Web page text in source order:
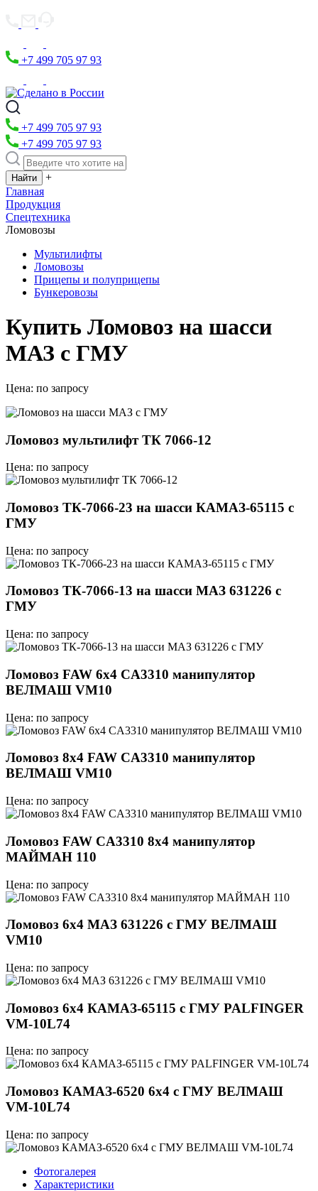
+7 499 705 97 93
+7 499 705 97 93
+7 499 705 97 93
+
Главная
Продукция
Спецтехника
Ломовозы
Мультилифты
Ломовозы
Прицепы и полуприцепы
Бункеровозы
Купить Ломовоз на шасси
МАЗ с ГМУ
Цена: по запросу
Ломовоз мультилифт ТК 7066-12
Цена: по запросу
Ломовоз ТК-7066-23 на шасси КАМАЗ-65115 с
ГМУ
Цена: по запросу
Ломовоз ТК-7066-13 на шасси МАЗ 631226 с
ГМУ
Цена: по запросу
Ломовоз FAW 6х4 CA3310 манипулятор
ВЕЛМАШ VM10
Цена: по запросу
Ломовоз 8х4 FAW CA3310 манипулятор
ВЕЛМАШ VM10
Цена: по запросу
Ломовоз FAW CA3310 8x4 манипулятор
МАЙМАН 110
Цена: по запросу
Ломовоз 6x4 МАЗ 631226 с ГМУ ВЕЛМАШ
VM10
Цена: по запросу
Ломовоз 6х4 КАМАЗ-65115 с ГМУ PALFINGER
VM-10L74
Цена: по запросу
Ломовоз КАМАЗ-6520 6х4 с ГМУ ВЕЛМАШ
VM-10L74
Цена: по запросу
Фотогалерея
Характеристики